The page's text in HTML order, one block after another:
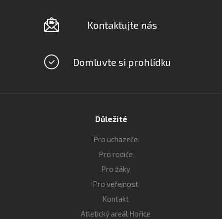
Kontaktujte nás
Domluvte si prohlídku
Důležité
Pro uchazeče
Pro rodiče
Pro žáky
Pro veřejnost
Kontakt
Atletický areál Hořice